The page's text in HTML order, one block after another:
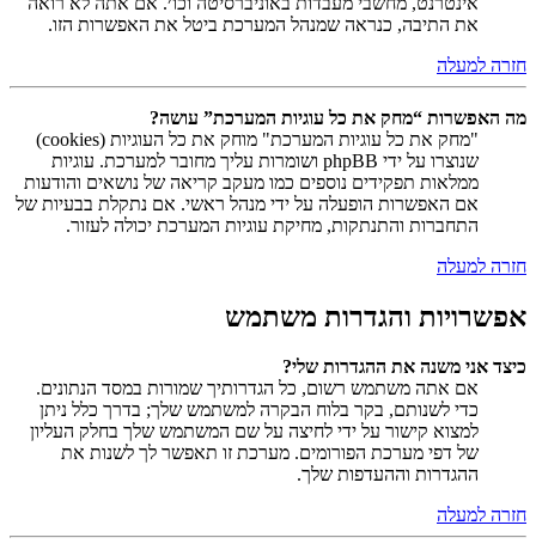
את התיבה, כנראה שמנהל המערכת ביטל את האפשרות הזו.
חזרה למעלה
מה האפשרות “מחק את כל עוגיות המערכת” עושה?
"מחק את כל עוגיות המערכת" מוחק את כל העוגיות (cookies)
שנוצרו על ידי phpBB ושומרות עליך מחובר למערכת. עוגיות
ממלאות תפקידים נוספים כמו מעקב קריאה של נושאים והודעות
אם האפשרות הופעלה על ידי מנהל ראשי. אם נתקלת בבעיות של
התחברות והתנתקות, מחיקת עוגיות המערכת יכולה לעזור.
חזרה למעלה
אפשרויות והגדרות משתמש
כיצד אני משנה את ההגדרות שלי?
אם אתה משתמש רשום, כל הגדרותיך שמורות במסד הנתונים.
כדי לשנותם, בקר בלוח הבקרה למשתמש שלך; בדרך כלל ניתן
למצוא קישור על ידי לחיצה על שם המשתמש שלך בחלק העליון
של דפי מערכת הפורומים. מערכת זו תאפשר לך לשנות את
ההגדרות וההעדפות שלך.
חזרה למעלה